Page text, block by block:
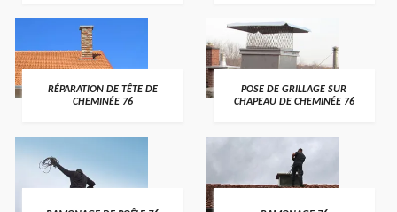
RÉPARATION DE TÊTE DE
CHEMINÉE 76
POSE DE GRILLAGE SUR
CHAPEAU DE CHEMINÉE 76